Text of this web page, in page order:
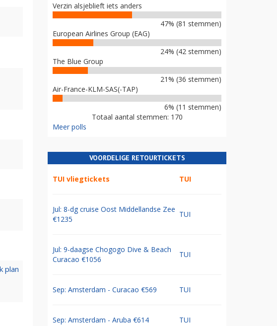
plan
Verzin alsjeblieft iets anders
47% (81 stemmen)
European Airlines Group (EAG)
24% (42 stemmen)
The Blue Group
21% (36 stemmen)
Air-France-KLM-SAS(-TAP)
6% (11 stemmen)
Totaal aantal stemmen: 170
Meer polls
VOORDELIGE RETOURTICKETS
TUI vliegtickets TUI
Jul: 8-dg cruise Oost Middellandse Zee
€1235
TUI
Jul: 9-daagse Chogogo Dive & Beach
Curacao €1056
TUI
Sep: Amsterdam - Curacao €569 TUI
Sep: Amsterdam - Aruba €614 TUI